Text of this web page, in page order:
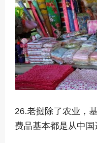
26.老挝除了农业，
费品基本都是从中国